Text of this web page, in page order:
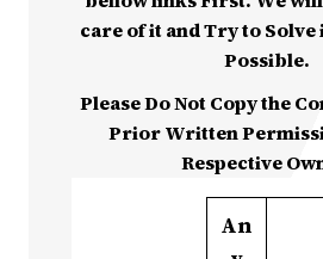
care of it and Try to Solve
Possible.
Please Do Not Copy the
Prior Written
Respective
An